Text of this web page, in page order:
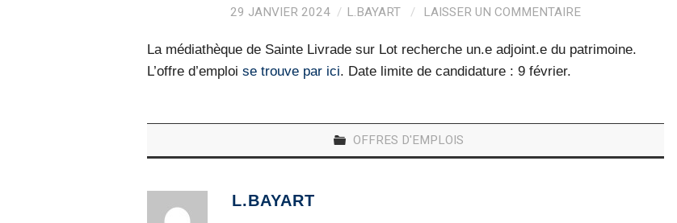
29 JANVIER 2024 L.BAYART LAISSER UN COMMENTAIRE
La médiathèque de Sainte Livrade sur Lot recherche un.e adjoint.e du patrimoine.
L’offre d’emploi se trouve par ici. Date limite de candidature : 9 février.
OFFRES D'EMPLOIS
L.BAYART